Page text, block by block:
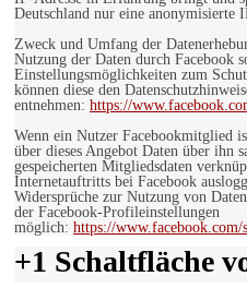
Deutschland nur eine anonymisierte
Zweck und Umfang der
Nutzung der Daten durch Facebook
Einstellungsmöglichkeiten zum
können diese den
entnehmen: https://
Wenn ein Nutzer Facebookmitglied
über dieses Angebot Daten über ihn
gespeicherten Mitgliedsdaten
Internetauftritts bei Facebook
Widersprüche zur Nutzung von
der Facebook-Profileinstellungen
möglich: https://www.facebook.com/
+1 Schaltfläche